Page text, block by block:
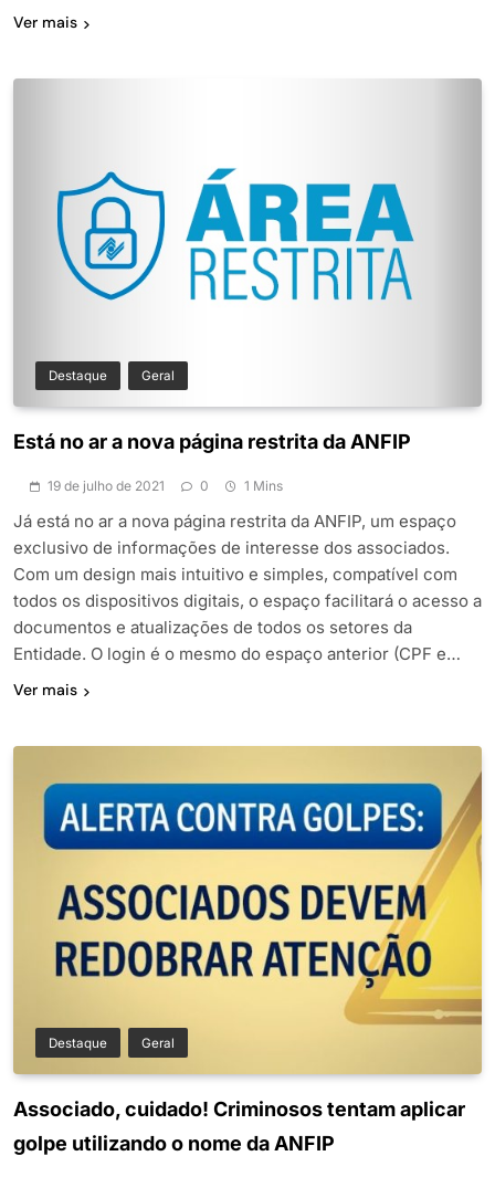
Ver mais
Destaque Geral
Está no ar a nova página restrita da ANFIP
19 de julho de 2021 0 1 Mins
Já está no ar a nova página restrita da ANFIP, um espaço
exclusivo de informações de interesse dos associados.
Com um design mais intuitivo e simples, compatível com
todos os dispositivos digitais, o espaço facilitará o acesso a
documentos e atualizações de todos os setores da
Entidade. O login é o mesmo do espaço anterior (CPF e…
Ver mais
Destaque Geral
Associado, cuidado! Criminosos tentam aplicar
golpe utilizando o nome da ANFIP